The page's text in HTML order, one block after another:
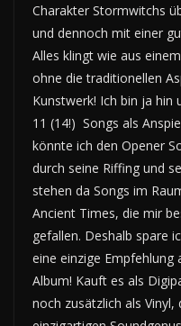
Charakter Stormwitchs
und dennoch mit einer
Alles klingt wie aus
ohne die traditionellen
Kunstwerk! Ich bin ja hin
11 (14!) Songs als
könnte ich den Opener
durch seine Riffing und
stehen da Songs im
Ancient Times, die mir
gefallen. Deshalb spare
eine einzige Empfehlung
Album! Kauft es als
noch zusätzlich als Vinyl,